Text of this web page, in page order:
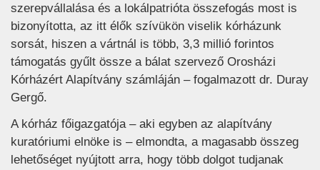
szerepvállalása és a lokálpatrióta összefogás most is
bizonyította, az itt élők szívükön viselik kórházunk
sorsát, hiszen a vártnál is több, 3,3 millió forintos
támogatás gyűlt össze a bálat szervező Orosházi
Kórházért Alapítvány számláján – fogalmazott dr. Duray
Gergő.
A kórház főigazgatója – aki egyben az alapítvány
kuratóriumi elnöke is – elmondta, a magasabb összeg
lehetőséget nyújtott arra, hogy több dolgot tudjanak